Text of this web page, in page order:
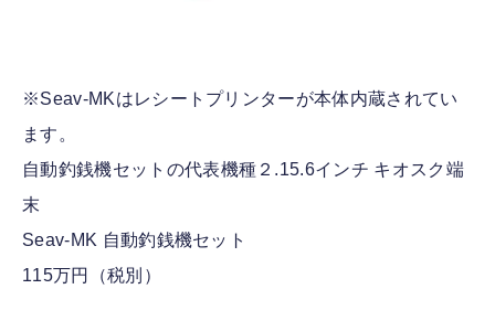
※Seav-MKはレシートプリンターが本体内蔵されてい
ます。
自動釣銭機セットの代表機種２.15.6インチ キオスク端
末
Seav-MK 自動釣銭機セット
115万円（税別）